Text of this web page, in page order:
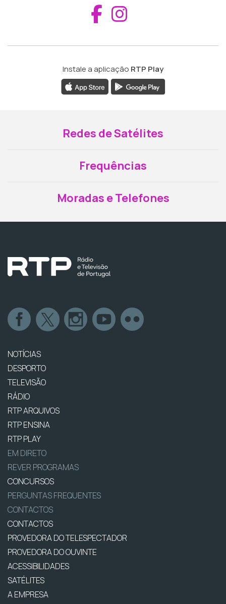
Aceder ao
Instale a aplicação RTP Play
Redes de Satélites
Frequências
Moradas e Telefones
NOTÍCIAS
DESPORTO
TELEVISÃO
RÁDIO
RTP ARQUIVOS
RTP ENSINA
RTP PLAY
EM DIRETO
REVER PROGRAMAS
CONCURSOS
PERGUNTAS FREQUENTES
CONTACTOS
CONTACTOS
PROVEDORA DO TELESPECTADOR
PROVEDORA DO OUVINTE
ACESSIBILIDADES
SATÉLITES
A EMPRESA